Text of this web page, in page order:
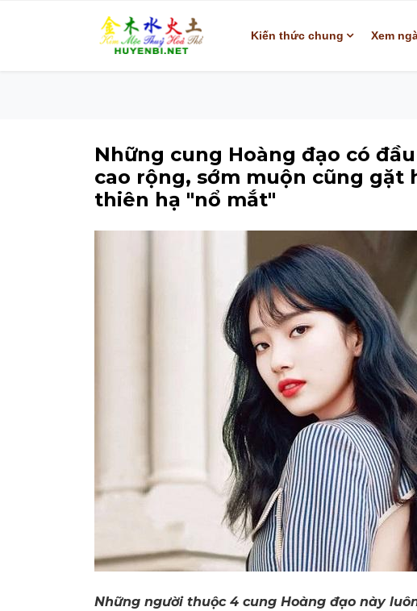
Kiến thức chung Xem
Những cung Hoàng đạo có
cao rộng, sớm muộn cũng
thiên hạ "nổ mắt"
Những người thuộc 4 cung Hoàng đạo này